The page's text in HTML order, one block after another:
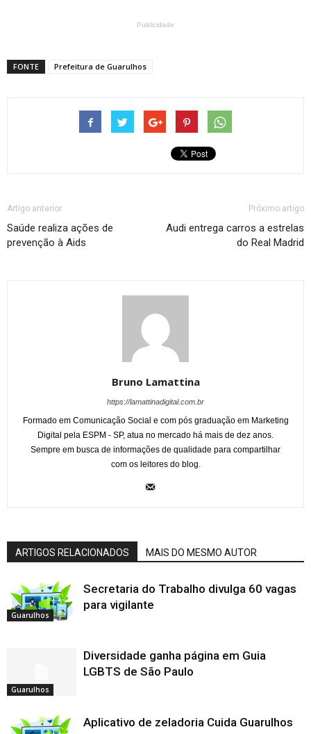
Publicidade
FONTE Prefeitura de Guarulhos
Artigo anterior
Saúde realiza ações de
prevenção à Aids
Próximo artigo
Audi entrega carros a estrelas
do Real Madrid
Bruno Lamattina
https://lamattinadigital.com.br
Formado em Comunicação Social e com pós graduação em Marketing
Digital pela ESPM - SP, atua no mercado há mais de dez anos.
Sempre em busca de informações de qualidade para compartilhar
com os leitores do blog.
ARTIGOS RELACIONADOS MAIS DO MESMO AUTOR
Guarulhos
Secretaria do Trabalho divulga 60 vagas
para vigilante
Guarulhos
Diversidade ganha página em Guia
LGBTS de São Paulo
Aplicativo de zeladoria Cuida Guarulhos